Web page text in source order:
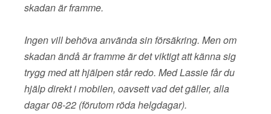
skadan är framme.
Ingen vill behöva använda sin försäkring. Men om
skadan ändå är framme är det viktigt att känna sig
trygg med att hjälpen står redo. Med Lassie får du
hjälp direkt i mobilen, oavsett vad det gäller, alla
dagar 08-22 (förutom röda helgdagar).